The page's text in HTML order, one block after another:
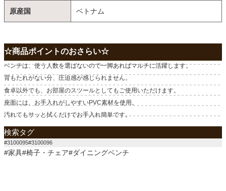
原産国 ベトナム
☆商品ポイントのおさらい☆
ベンチは、使う人数を選ばないので一脚あればマルチに活躍します。
背もたれがない分、圧迫感が感じられません。
食卓以外でも、お部屋のスツールとしてもご使用いただけます。
座面には、お手入れがしやすいPVC素材を使用。
汚れてもサッと拭くだけでお手入れ簡単です。
検索タグ
#3100095#3100096
#家具#椅子・チェア#ダイニングベンチ